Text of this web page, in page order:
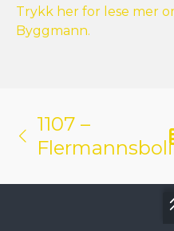
Trykk her for lese mer
Byggmann.
1107 –